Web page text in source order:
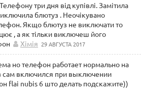
три дня від купівлі. Замітила
блютуз . Неочікувано
Якщо блютуз не виключати то
, а як тільки виключеш його
Хімія 29 АВГУСТА 2017
но телефон работает нормально на
сам включился при выключении
flai nubis 6 што делать подскажите))